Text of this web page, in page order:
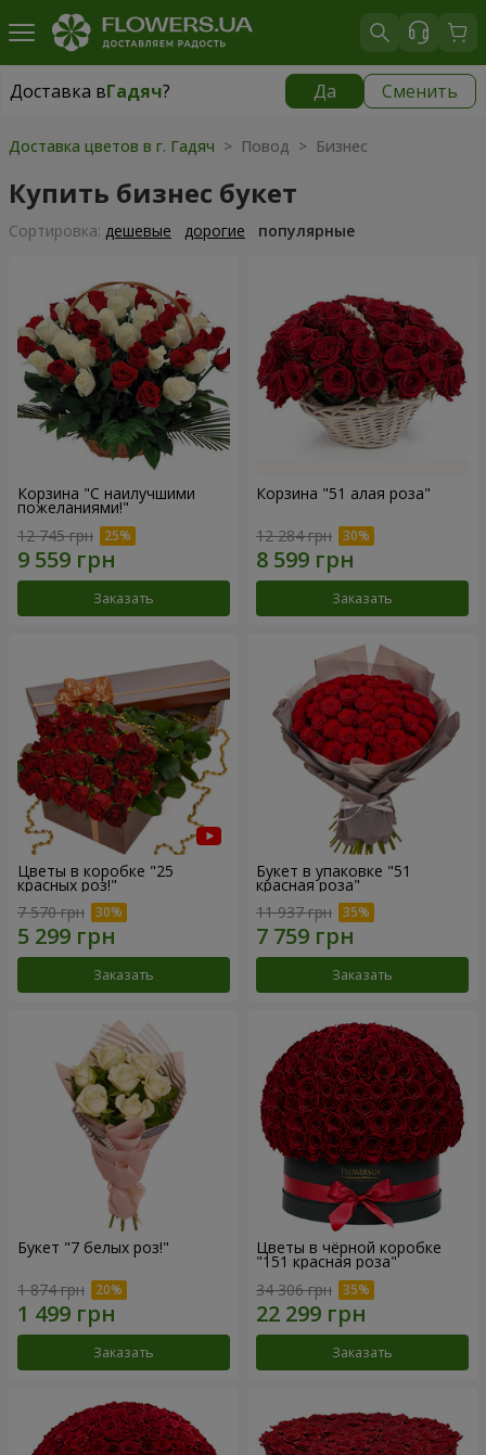
Доставка вГадяч? Да Сменить
Доставка вГадяч|
Доставка цветов в г. Гадяч > Повод > Бизнес
Купить бизнес букет
Cортировка: дешевые дорогие популярные
Корзина "С наилучшими
пожеланиями!"
12 745 грн
Заказать
Корзина "51 алая роза"
12 284 грн
Заказать
Цветы в коробке "25
красных роз!"
7 570 грн
Заказать
Букет в упаковке "51
красная роза"
11 937 грн
Заказать
Букет "7 белых роз!"
1 874 грн
Заказать
Цветы в чёрной коробке
"151 красная роза"
34 306 грн
Заказать